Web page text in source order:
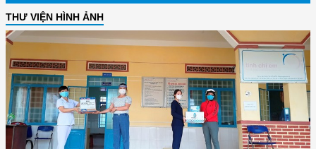
THƯ VIỆN HÌNH ẢNH